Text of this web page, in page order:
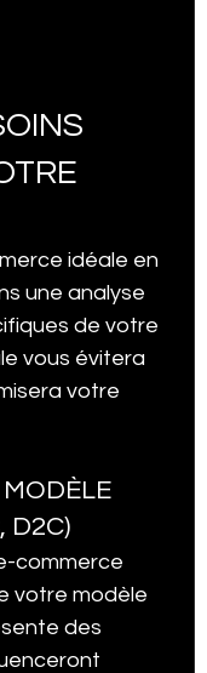
idéale en
une analyse
de votre
vous évitera
votre
D2C)
commerce
votre modèle
des